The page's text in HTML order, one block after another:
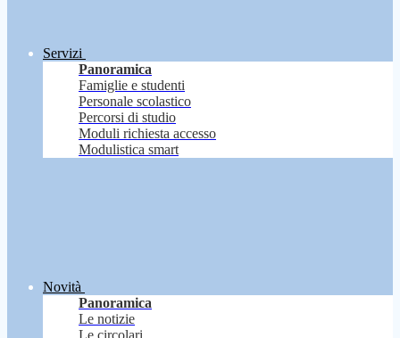
Servizi
Panoramica
Famiglie e studenti
Personale scolastico
Percorsi di studio
Moduli richiesta accesso
Modulistica smart
Novità
Panoramica
Le notizie